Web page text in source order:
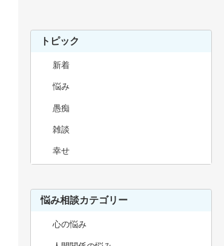
トピック
新着
悩み
愚痴
雑談
幸せ
悩み相談カテゴリー
心の悩み